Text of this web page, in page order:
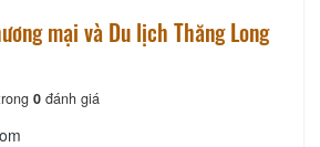
mại và Du lịch Thăng Long
0 đánh giá